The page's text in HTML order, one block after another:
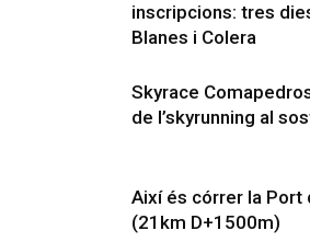
inscripcions: tres
Blanes i Colera
Skyrace
de l’skyrunning al
Així és córrer la Port
(21km D+1500m)